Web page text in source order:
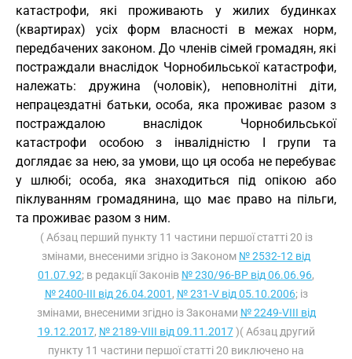
катастрофи, які проживають у жилих будинках
(квартирах) усіх форм власності в межах норм,
передбачених законом. До членів сімей громадян, які
постраждали внаслідок Чорнобильської катастрофи,
належать: дружина (чоловік), неповнолітні діти,
непрацездатні батьки, особа, яка проживає разом з
постраждалою внаслідок Чорнобильської
катастрофи особою з інвалідністю I групи та
доглядає за нею, за умови, що ця особа не перебуває
у шлюбі; особа, яка знаходиться під опікою або
піклуванням громадянина, що має право на пільги,
та проживає разом з ним.
( Абзац перший пункту 11 частини першої статті 20 із
змінами, внесеними згідно із Законом № 2532-12 від
01.07.92; в редакції Законів № 230/96-ВР від 06.06.96,
№ 2400-III від 26.04.2001 , № 231-V від 05.10.2006; із
змінами, внесеними згідно із Законами № 2249-VIII від
19.12.2017, № 2189-VIII від 09.11.2017)( Абзац другий
пункту 11 частини першої статті 20 виключено на